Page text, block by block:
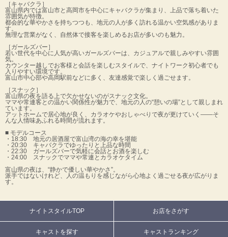
［キャバクラ］
富山県内では富山市と高岡市を中心にキャバクラが集まり、上品で落ち着いた
雰囲気が特徴。
都会的な華やかさを持ちつつも、地元の人が多く訪れる温かい空気感がありま
す。
無理な営業がなく、自然体で接客を楽しめるお店が多いのも魅力。
［ガールズバー］
若い世代を中心に人気が高いガールズバーは、カジュアルで親しみやすい雰囲
気。
カウンター越しでお客様と会話を楽しむスタイルで、ナイトワーク初心者でも
入りやすい環境です。
富山市中心部や高岡駅前などに多く、友達感覚で楽しく過ごせます。
［スナック］
富山県の夜を語る上で欠かせないのがスナック文化。
ママや常連客との温かい関係性が魅力で、地元の人の“憩いの場”として親しまれ
ています。
アットホームで居心地が良く、カラオケやおしゃべりで夜が更けていく――そ
んな人情味あふれる時間が流れます。
■ モデルコース
・18:30 地元の居酒屋で富山湾の海の幸を堪能
・20:30 キャバクラでゆったりと上品な時間
・22:30 ガールズバーで気軽に会話とお酒を楽しむ
・24:00 スナックでママや常連とカラオケタイム
富山県の夜は、“静かで優しい華やかさ”。
派手ではないけれど、人の温もりを感じながら心地よく過ごせる夜が広がりま
す。
ナイトスタイルTOP お店をさがす
キャストを探す キャストランキング